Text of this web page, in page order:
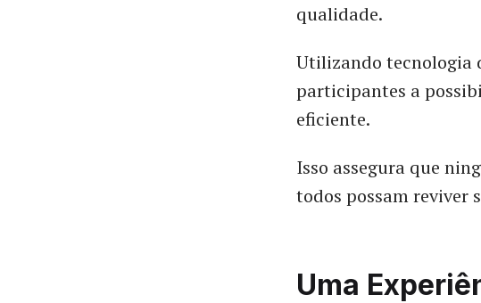
qualidade.
Utilizando tecnologia
participantes a
eficiente.
Isso assegura que
todos possam reviver
Uma